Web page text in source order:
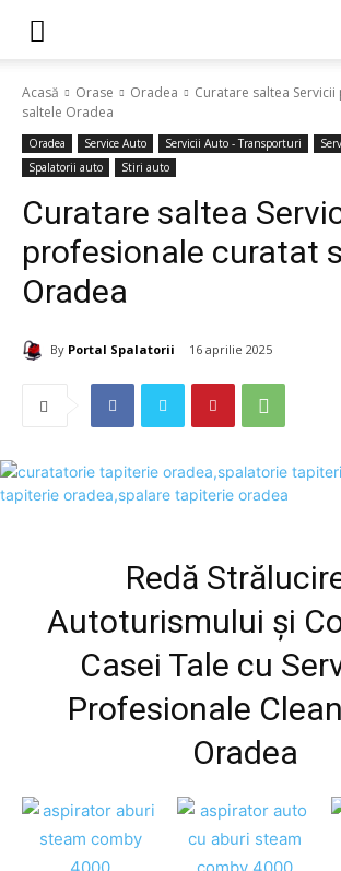
Acasă Orase Oradea
Curatare saltea
saltele Oradea
Oradea Service Auto Servicii Auto - Transporturi
Spalatorii auto
Stiri auto
Curatare saltea
profesionale curatat
Oradea
By Portal Spalatorii 16 aprilie 2025
Redă
Autoturismului și
Casei Tale cu
Profesionale
Oradea